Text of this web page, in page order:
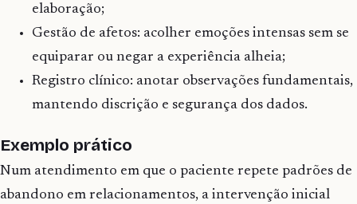
elaboração;
Gestão de afetos: acolher emoções intensas sem se
equiparar ou negar a experiência alheia;
Registro clínico: anotar observações fundamentais,
mantendo discrição e segurança dos dados.
Exemplo prático
Num atendimento em que o paciente repete padrões de
abandono em relacionamentos, a intervenção inicial